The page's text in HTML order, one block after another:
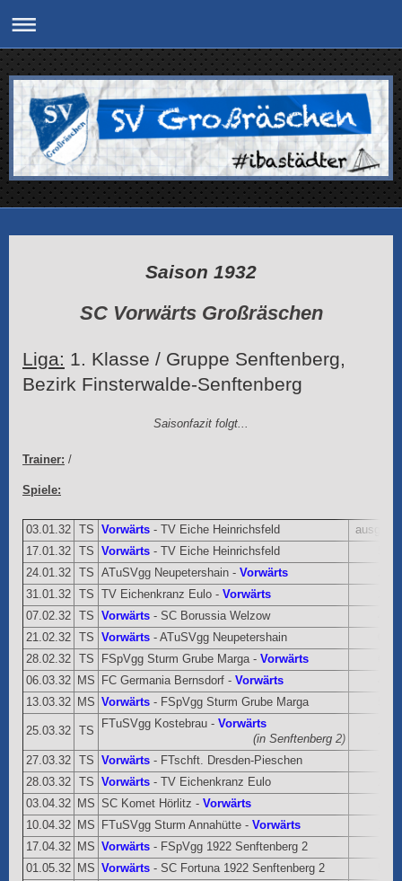
Saison 1932
SC Vorwärts Großräschen
Liga: 1. Klasse / Gruppe Senftenberg,
Bezirk Finsterwalde-Senftenberg
Saisonfazit folgt...
Trainer: /
Spiele:
03.01.32 TS Vorwärts - TV Eiche Heinrichsfeld
ausgef.
17.01.32
TS Vorwärts - TV Eiche Heinrichsfeld
24.01.32
TS ATuSVgg Neupetershain - Vorwärts
31.01.32
TS TV Eichenkranz Eulo - Vorwärts
07.02.32
TS Vorwärts - SC Borussia Welzow
21.02.32
TS Vorwärts - ATuSVgg Neupetershain
28.02.32
TS FSpVgg Sturm Grube Marga - Vorwärts
06.03.32
MS FC Germania Bernsdorf - Vorwärts
13.03.32
MS Vorwärts - FSpVgg Sturm Grube Marga
25.03.32 TS
FTuSVgg Kostebrau - Vorwärts
(in Senftenberg 2)
27.03.32 TS Vorwärts - FTschft. Dresden-Pieschen
28.03.32
TS Vorwärts - TV Eichenkranz Eulo
03.04.32
MS SC Komet Hörlitz - Vorwärts
10.04.32
MS FTuSVgg Sturm Annahütte - Vorwärts
17.04.32
MS Vorwärts - FSpVgg 1922 Senftenberg 2
01.05.32
MS Vorwärts - SC Fortuna 1922 Senftenberg 2